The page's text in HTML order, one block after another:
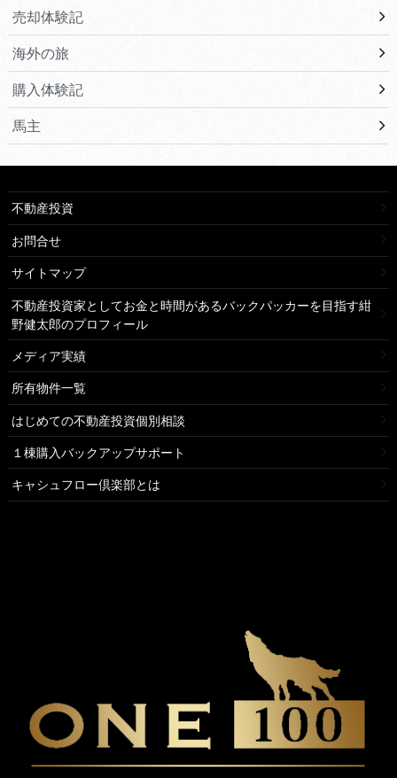
売却体験記
海外の旅
購入体験記
馬主
不動産投資
お問合せ
サイトマップ
不動産投資家としてお金と時間があるバックパッカーを目指す紺
野健太郎のプロフィール
メディア実績
所有物件一覧
はじめての不動産投資個別相談
１棟購入バックアップサポート
キャシュフロー倶楽部とは